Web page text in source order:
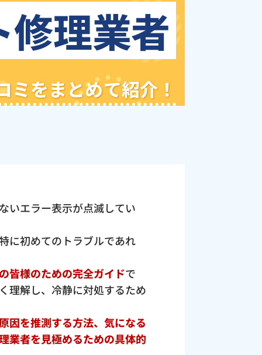
理業者
をまとめて紹介！
いエラー表示が点滅してい
に初めてのトラブルであれ
皆様のための完全ガイドで
理解し、冷静に対処するため
因を推測する方法、気になる
業者を見極めるための具体的